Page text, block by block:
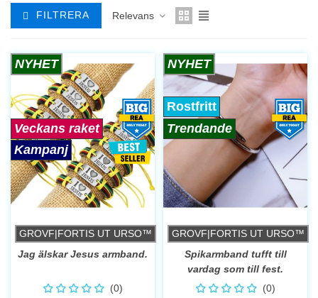
FILTRERA Relevans
Veckans raket
NYHET
Kampanj
GROVF|FORTIS UT URSO™
Jag älskar Jesus armband.
(0)
Rostfritt
NYHET
Trendande
GROVF|FORTIS UT URSO™
Spikarmband tufft till
vardag som till fest.
(0)